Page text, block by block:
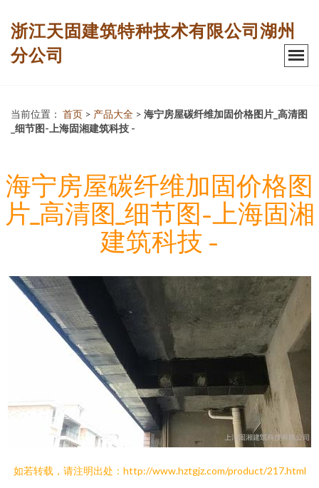
浙江天固建筑特种技术有限公司湖州
分公司
当前位置： 首页 > 产品大全 > 海宁房屋碳纤维加固价格图片_高清图
_细节图-上海固湘建筑科技 -
海宁房屋碳纤维加固价格图
片_高清图_细节图-上海固湘
建筑科技 -
如若转载，请注明出处：http://www.hztgjz.com/product/217.html